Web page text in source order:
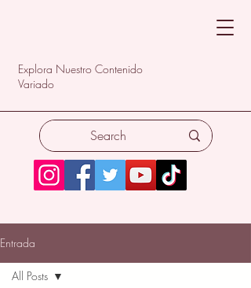
Explora Nuestro Contenido
Variado
Entrada
All Posts